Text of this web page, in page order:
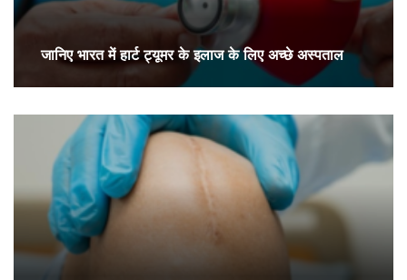
जानिए भारत में हार्ट ट्यूमर के इलाज के लिए अच्छे अस्पताल